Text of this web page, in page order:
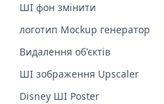
ШІ фон змінити
логотип Mockup генератор
Видалення об'єктів
ШІ зображення Upscaler
Disney ШІ Poster